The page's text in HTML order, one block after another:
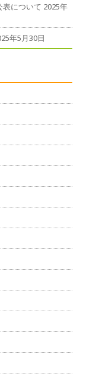
表について 2025年
年5月30日